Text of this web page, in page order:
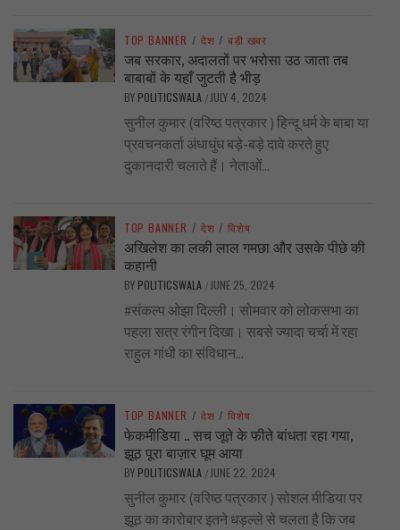
TOP BANNER / देश / बड़ी खबर
जब सरकार, अदालतों पर भरोसा उठ जाता तब
बाबाबों के यहाँ जुटती है भीड़
BY POLITICSWALA / JULY 4, 2024
सुनील कुमार (वरिष्ठ पत्रकार ) हिन्दू धर्म के बाबा या
प्रवचनकर्ता अंधाधुंध बड़े-बड़े दावे करते हुए
दुकानदारी चलाते हैं। नेताओं...
TOP BANNER / देश / विशेष
अखिलेश का लकी लाल गमछा और उसके पीछे की
कहानी
BY POLITICSWALA / JUNE 25, 2024
#संकल्प ओझा दिल्ली। सोमवार को लोकसभा का
पहला सत्र रंगीन दिखा। सबसे ज्यादा चर्चा में रहा
राहुल गांधी का संविधान...
TOP BANNER / देश / विशेष
फेकमीडिया .. सच जूते के फीते बांधता रहा गया,
झूठ पूरा बाज़ार घूम आया
BY POLITICSWALA / JUNE 22, 2024
सुनील कुमार (वरिष्ठ पत्रकार ) सोशल मीडिया पर
झूठ का कारोबार इतने धड़ल्ले से चलता है कि जब